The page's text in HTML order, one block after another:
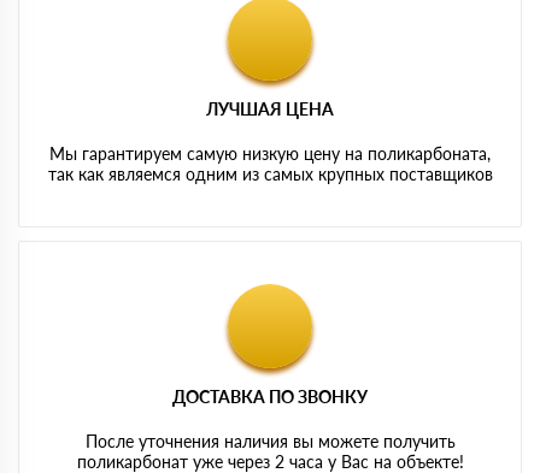
ЛУЧШАЯ ЦЕНА
Мы гарантируем самую низкую цену на поликарбоната,
так как являемся одним из самых крупных поставщиков
ДОСТАВКА ПО ЗВОНКУ
После уточнения наличия вы можете получить
поликарбонат уже через 2 часа у Вас на объекте!